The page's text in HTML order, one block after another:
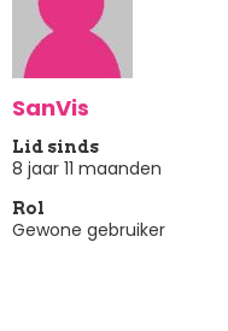
SanVis
Lid sinds
8 jaar 11 maanden
Rol
Gewone gebruiker